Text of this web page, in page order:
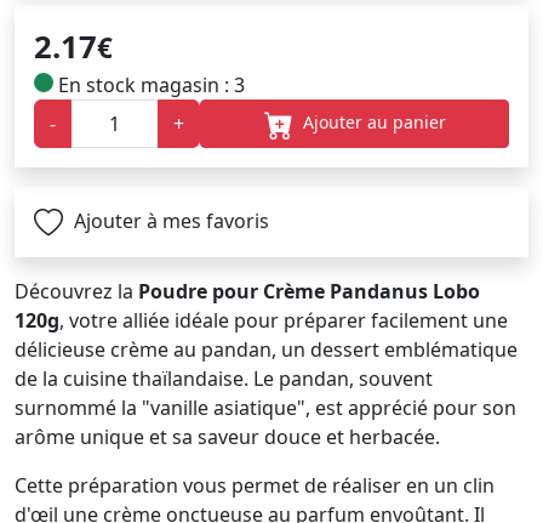
2.17€
En stock magasin : 3
-
+ Ajouter au panier
Ajouter à mes favoris
Découvrez la Poudre pour Crème Pandanus Lobo
120g, votre alliée idéale pour préparer facilement une
délicieuse crème au pandan, un dessert emblématique
de la cuisine thaïlandaise. Le pandan, souvent
surnommé la "vanille asiatique", est apprécié pour son
arôme unique et sa saveur douce et herbacée.
Cette préparation vous permet de réaliser en un clin
d'œil une crème onctueuse au parfum envoûtant. Il